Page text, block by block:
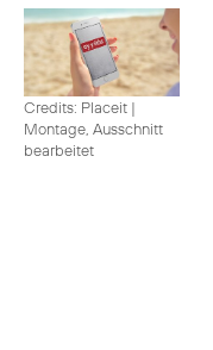
Credits: Placeit |
Montage, Ausschnitt
bearbeitet